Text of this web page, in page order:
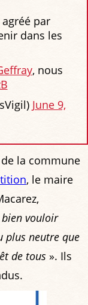
par
dans les
, nous
June 9,
la commune
, le maire
bien vouloir
plus neutre que
de tous ». Ils